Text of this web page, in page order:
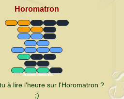
Horomatron
à lire l'heure sur l'Horomatron ?
;)